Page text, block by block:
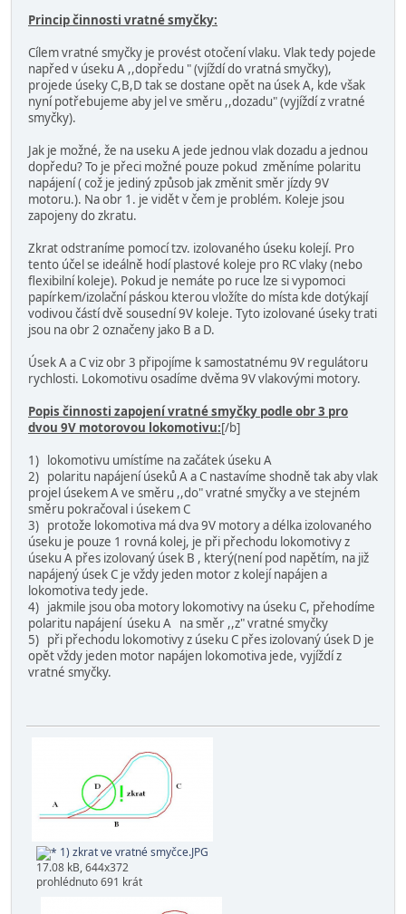
Princip činnosti vratné smyčky:
Cílem vratné smyčky je provést otočení vlaku. Vlak tedy pojede
napřed v úseku A ,,dopředu " (vjíždí do vratná smyčky),
projede úseky C,B,D tak se dostane opět na úsek A, kde však
nyní potřebujeme aby jel ve směru ,,dozadu" (vyjíždí z vratné
smyčky).
Jak je možné, že na useku A jede jednou vlak dozadu a jednou
dopředu? To je přeci možné pouze pokud změníme polaritu
napájení ( což je jediný způsob jak změnit směr jízdy 9V
motoru.). Na obr 1. je vidět v čem je problém. Koleje jsou
zapojeny do zkratu.
Zkrat odstraníme pomocí tzv. izolovaného úseku kolejí. Pro
tento účel se ideálně hodí plastové koleje pro RC vlaky (nebo
flexibilní koleje). Pokud je nemáte po ruce lze si vypomoci
papírkem/izolační páskou kterou vložíte do místa kde dotýkají
vodivou částí dvě sousední 9V koleje. Tyto izolované úseky trati
jsou na obr 2 označeny jako B a D.
Úsek A a C viz obr 3 připojíme k samostatnému 9V regulátoru
rychlosti. Lokomotivu osadíme dvěma 9V vlakovými motory.
Popis činnosti zapojení vratné smyčky podle obr 3 pro
dvou 9V motorovou lokomotivu:[/b]
1) lokomotivu umístíme na začátek úseku A
2) polaritu napájení úseků A a C nastavíme shodně tak aby vlak
projel úsekem A ve směru ,,do" vratné smyčky a ve stejném
směru pokračoval i úsekem C
3) protože lokomotiva má dva 9V motory a délka izolovaného
úseku je pouze 1 rovná kolej, je při přechodu lokomotivy z
úseku A přes izolovaný úsek B , který(není pod napětím, na již
napájený úsek C je vždy jeden motor z kolejí napájen a
lokomotiva tedy jede.
4) jakmile jsou oba motory lokomotivy na úseku C, přehodíme
polaritu napájení úseku A na směr ,,z" vratné smyčky
5) při přechodu lokomotivy z úseku C přes izolovaný úsek D je
opět vždy jeden motor napájen lokomotiva jede, vyjíždí z
vratné smyčky.
1) zkrat ve vratné smyčce.JPG
17.08 kB, 644x372
prohlédnuto 691 krát